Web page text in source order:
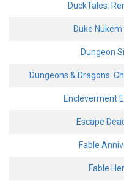
DuckTales:
Duke
Dungeon
Dungeons & Dragons:
Encleverment
Escape
Fable
Fable